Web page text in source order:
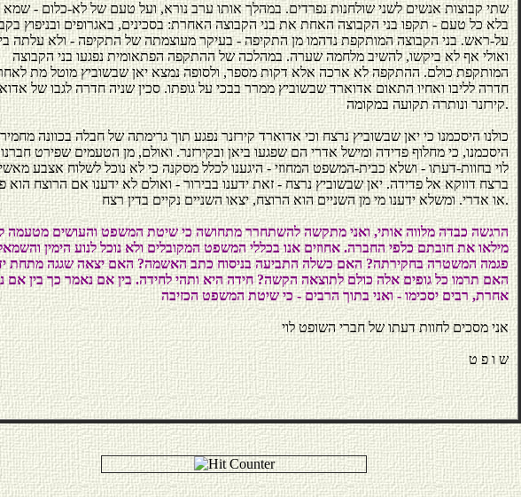
שתי קבוצות אנשים לשני שולחנות נפרדים. במהלך אותו ערב נורא, ועל טעם של לא-כלום - שמא
בלא כל טעם - תקפו בני הקבוצה האחת את בני הקבוצה האחרת: בסכינים, באגרופים ובניפוץ
על-ראש. בני הקבוצה המותקפת נדהמו מן התקיפה - בעיקר מעוצמתה של התקיפה - ולא עלתה
ואולי אף לא ביקשו, להשיב מלחמה שערה. במהלכה של ההתקפה הפתאומית נפגעו בני הקבוצה
המותקפת כולם. ההתקפה לא ארכה אלא דקות מספר, ולסופה נמצא יאן שבשוביץ מוטל מת
חדרה לליבו ואחיו התאום אדוארד שבשוביץ ממרר בבכי על גופתו. סכין שניה חדרה לגבו של
קירזנר ונותרה תקועה במקומה.
כולנו היסכמנו כי יאן שבשוביץ נרצח וכי אדוארד קירזנר נפגע תוך גרימתה של חבלה בכוונה
היסכמנו, כי מחלוף פדידה ומישל אדרי הם שפגעו ביאן ובקירזנר. ואולם, מן הטעמים שפירט
לוי בחוות-דעתו - ושלא כבית-המשפט המחוזי - היגענו לכלל מסקנה כי לא נוכל לשלוח אצבע
ברצח דווקא אל פדידה. יאן שבשוביץ נרצח - זאת ידענו בבירור - ואולם לא ידענו אם הרוצח הוא
או אדרי. ומשלא ידענו מי מן השניים הוא הרוצח, יצאו השניים נקיים בדין רצח.
הרגשה כבדה מלווה אותי, ואני מתקשה להשתחרר מתחושה כי שיטת המשפט והעושים מטעמה
מילאו את חובתם כלפי החברה. אחוזים אנו בכללי המשפט המקובלים ולא נוכל לנוע הימין
פגמה המשטרה בחקירתה? האם כשלה התביעה בניסוח כתב האשמה? האם יצאה שגגה מתחת
האם תרמו כל גופים אלה כולם לתוצאה הקשה? חידה היא ותהי לחידה. בין אם נאמר כך בין אם
אחרת, רבים יסכימו - ואני בתוך הרבים - כי שיטת המשפט הכזיבה
אני מסכים לחוות דעתו של חברי השופט לוי
ש ו פ ט